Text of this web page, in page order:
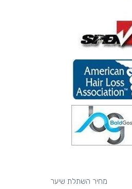
מחיר השתלת שיער